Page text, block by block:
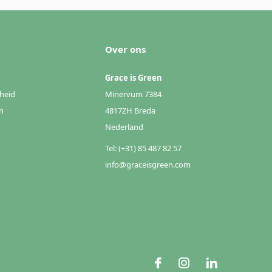
Over ons
Grace is Green
Minervum 7384
4817ZH Breda
Nederland
Tel: (+31) 85 487 82 57
info@graceisgreen.com